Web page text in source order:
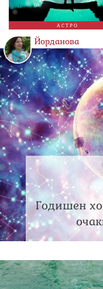
АСТРО
Йорданова
Годишен